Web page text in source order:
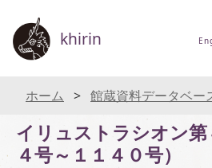
khirin
ホーム 館蔵資料データベー
イリュストラシオン第
４号～１１４０号）